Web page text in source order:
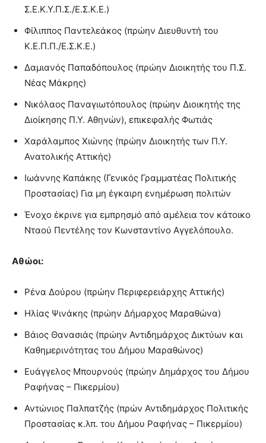
Σ.Ε.Κ.Υ.Π.Σ./Ε.Σ.Κ.Ε.)
Φίλιππος Παντελεάκος (πρώην Διευθυντή του
Κ.Ε.Π.Π./Ε.Σ.Κ.Ε.)
Δαμιανός Παπαδόπουλος (πρώην Διοικητής του Π.Σ.
Νέας Μάκρης)
Νικόλαος Παναγιωτόπουλος (πρώην Διοικητής της
Διοίκησης Π.Υ. Αθηνών), επικεφαλής Φωτιάς
Χαράλαμπος Χιώνης (πρώην Διοικητής των Π.Υ.
Ανατολικής Αττικής)
Ιωάννης Καπάκης (Γενικός Γραμματέας Πολιτικής
Προστασίας) Για μη έγκαιρη ενημέρωση πολιτών
Ένοχο έκρινε για εμπρησμό από αμέλεια τον κάτοικο
Νταού Πεντέλης τον Κωνσταντίνο Αγγελόπουλο.
Αθώοι:
Ρένα Δούρου (πρώην Περιφερειάρχης Αττικής)
Ηλίας Ψινάκης (πρώην Δήμαρχος Μαραθώνα)
Βάιος Θανασιάς (πρώην Αντιδημάρχος Δικτύων και
Καθημερινότητας του Δήμου Μαραθώνος)
Ευάγγελος Μπουρνούς (πρώην Δημάρχος του Δήμου
Ραφήνας – Πικερμίου)
Αντώνιος Παλπατζής (πρών Αντιδημάρχος Πολιτικής
Προστασίας κ.λπ. του Δήμου Ραφήνας – Πικερμίου)